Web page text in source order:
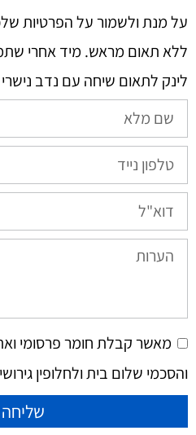
על מנת ולשמור על הפרטיות
ללא תאום מראש. מיד אחרי
לינק לתאום שיחה עם נדב
מאשר קבלת חומר פרסומי ואת
והסכמי שלום בית ולחלופין
שליחה